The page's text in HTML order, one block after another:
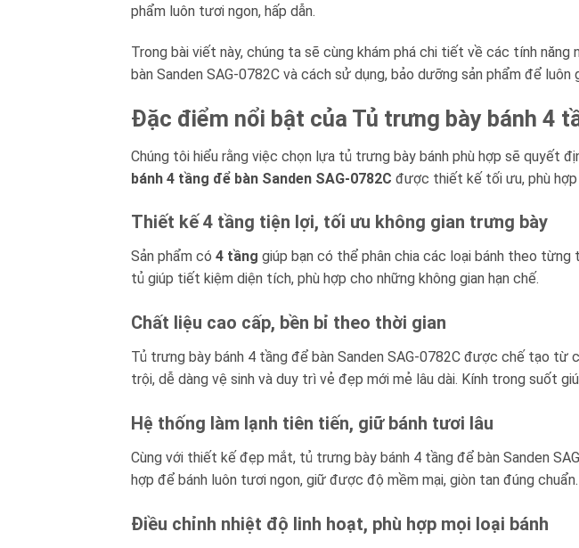
phẩm luôn tươi ngon, hấp dẫn.
Trong bài viết này, chúng ta sẽ cùng khám phá chi tiết về các tính
bàn Sanden SAG-0782C và cách sử dụng, bảo dưỡng sản phẩm để
Đặc điểm nổi bật của Tủ trưng bày bánh 4
Chúng tôi hiểu rằng việc chọn lựa tủ trưng bày bánh phù hợp sẽ quyết
bánh 4 tầng để bàn Sanden SAG-0782C được thiết kế tối ưu, phù hợp
Thiết kế 4 tầng tiện lợi, tối ưu không gian trưng bày
Sản phẩm có 4 tầng giúp bạn có thể phân chia các loại bánh theo
tủ giúp tiết kiệm diện tích, phù hợp cho những không gian hạn chế.
Chất liệu cao cấp, bền bỉ theo thời gian
Tủ trưng bày bánh 4 tầng để bàn Sanden SAG-0782C được chế tạo
trội, dễ dàng vệ sinh và duy trì vẻ đẹp mới mẻ lâu dài. Kính trong suốt
Hệ thống làm lạnh tiên tiến, giữ bánh tươi lâu
Cùng với thiết kế đẹp mắt, tủ trưng bày bánh 4 tầng để bàn Sanden
hợp để bánh luôn tươi ngon, giữ được độ mềm mại, giòn tan đúng chuẩn.
Điều chỉnh nhiệt độ linh hoạt, phù hợp mọi loại bánh